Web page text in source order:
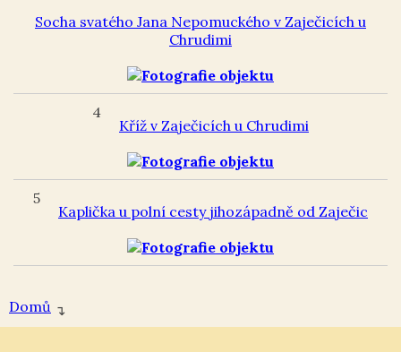
Domů ↴
Socha svatého Jana Nepomuckého v Zaječicích u
Chrudimi
4
Kříž v Zaječicích u Chrudimi
5
Kaplička u polní cesty jihozápadně od Zaječic